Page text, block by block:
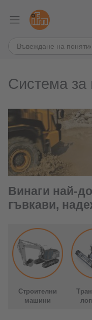
Система
Винаги най-
гъвкави,
Строителни
машини